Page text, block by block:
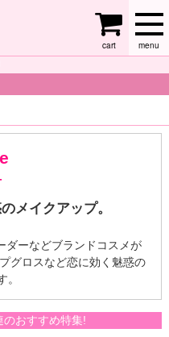
menu
cart
メイクアップ。
ダーなどブランドコスメが
グロスなど恋に効く魅惑の
のおすすめ特集!